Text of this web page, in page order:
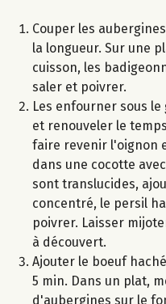
Couper les
la longueur. Sur une
cuisson, les
saler et poivrer.
Les enfourner sous
et renouveler le
faire revenir l'oignon
dans une cocotte
sont translucides,
concentré, le persil
poivrer. Laisser
à découvert.
Ajouter le boeuf
5 min. Dans un plat,
d'aubergines sur le